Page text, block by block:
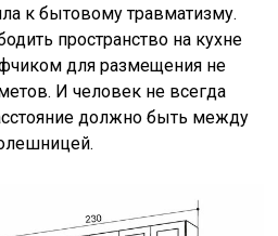
к бытовому травматизму.
пространство на кухне
для размещения не
И человек не всегда
должно быть между